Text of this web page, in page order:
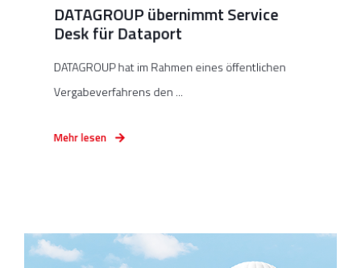
DATAGROUP übernimmt Service
Desk für Dataport
DATAGROUP hat im Rahmen eines öffentlichen
Vergabeverfahrens den ...
Mehr lesen